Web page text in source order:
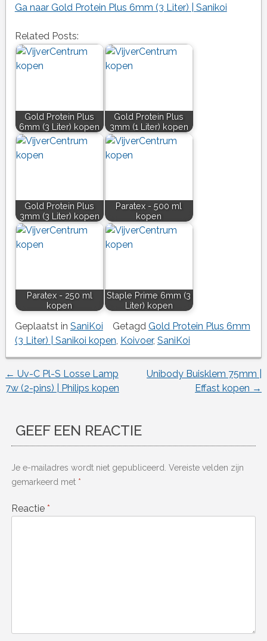
Ga naar Gold Protein Plus 6mm (3 Liter) | Sanikoi
Related Posts:
Gold Protein Plus
6mm (3 Liter) kopen
Gold Protein Plus
3mm (1 Liter) kopen
Gold Protein Plus
3mm (3 Liter) kopen
Paratex - 500 ml
kopen
Paratex - 250 ml
kopen
Staple Prime 6mm (3
Liter) kopen
Geplaatst in SaniKoi Getagd Gold Protein Plus 6mm
(3 Liter) | Sanikoi kopen Koivoer, SaniKoi
Berichtnavigatie
← Uv-C Pl-S Losse Lamp
7w (2-pins) | Philips kopen
Unibody Buisklem 75mm |
Effast kopen →
GEEF EEN REACTIE
Je e-mailadres wordt niet gepubliceerd. Vereiste velden zijn
gemarkeerd met *
Reactie *